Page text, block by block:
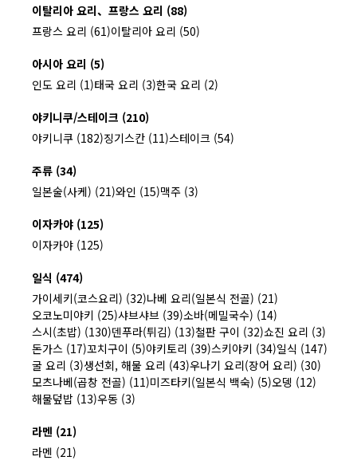
이탈리아 요리、프랑스 요리 (88)
프랑스 요리 (61)이탈리아 요리 (50)
아시아 요리 (5)
인도 요리 (1)태국 요리 (3)한국 요리 (2)
야키니쿠/스테이크 (210)
야키니쿠 (182)징기스칸 (11)스테이크 (54)
주류 (34)
일본술(사케) (21)와인 (15)맥주 (3)
이자카야 (125)
이자카야 (125)
일식 (474)
가이세키(코스요리) (32)나베 요리(일본식 전골) (21)
오코노미야키 (25)샤브샤브 (39)소바(메밀국수) (14)
스시(초밥) (130)덴푸라(튀김) (13)철판 구이 (32)쇼진 요리 (3)
돈가스 (17)꼬치구이 (5)야키토리 (39)스키야키 (34)일식 (147)
굴 요리 (3)생선회, 해물 요리 (43)우나기 요리(장어 요리) (30)
모츠나베(곱창 전골) (11)미즈타키(일본식 백숙) (5)오뎅 (12)
해물덮밥 (13)우동 (3)
라멘 (21)
라멘 (21)